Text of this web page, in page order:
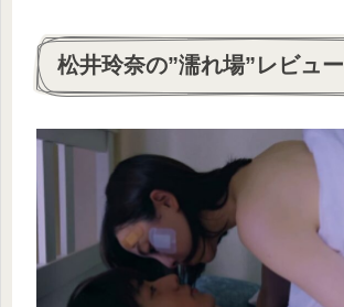
松井玲奈の”濡れ場”レビュー